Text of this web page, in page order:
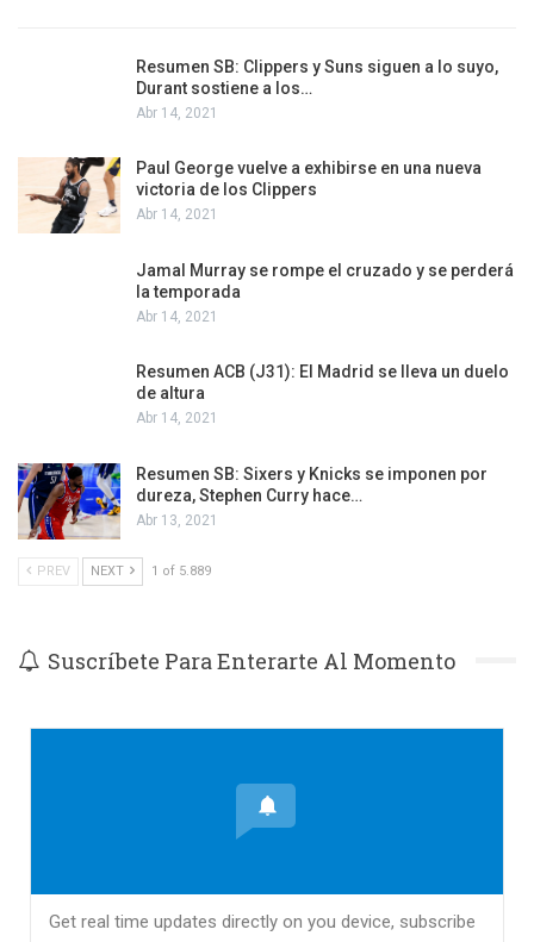
Resumen SB: Clippers y Suns siguen a lo suyo,
Durant sostiene a los…
Abr 14, 2021
Paul George vuelve a exhibirse en una nueva
victoria de los Clippers
Abr 14, 2021
Jamal Murray se rompe el cruzado y se perderá
la temporada
Abr 14, 2021
Resumen ACB (J31): El Madrid se lleva un duelo
de altura
Abr 14, 2021
Resumen SB: Sixers y Knicks se imponen por
dureza, Stephen Curry hace…
Abr 13, 2021
PREV NEXT 1 of 5.889
Suscríbete Para Enterarte Al Momento
Get real time updates directly on you device, subscribe